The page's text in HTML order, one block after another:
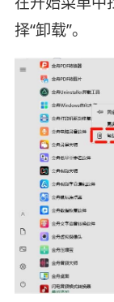
择“卸载”。